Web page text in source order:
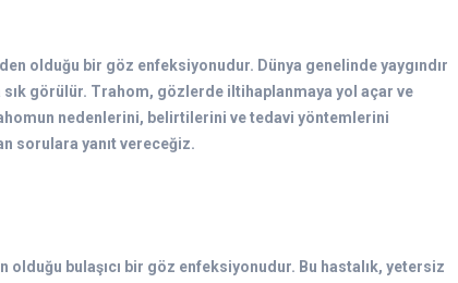
olduğu bir göz enfeksiyonudur. Dünya genelinde yaygındır
görülür. Trahom, gözlerde iltihaplanmaya yol açar ve
nedenlerini, belirtilerini ve tedavi yöntemlerini
sorulara yanıt vereceğiz.
bulaşıcı bir göz enfeksiyonudur. Bu hastalık, yetersiz